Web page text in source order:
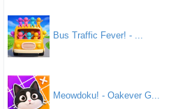
Bus Traffic Fever! - ...
Meowdoku! - Oakever G...